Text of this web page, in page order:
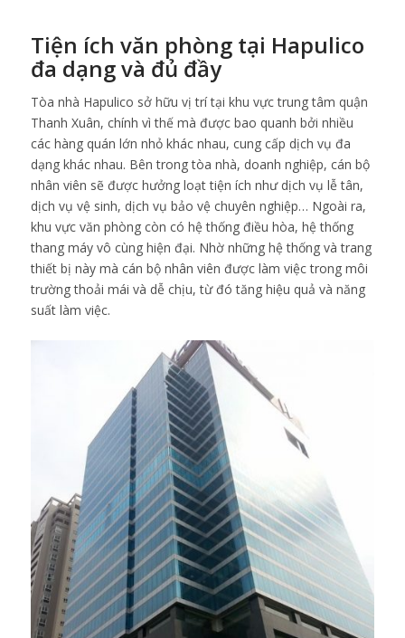
Tiện ích văn phòng tại Hapulico
đa dạng và đủ đầy
Tòa nhà Hapulico sở hữu vị trí tại khu vực trung tâm quận
Thanh Xuân, chính vì thế mà được bao quanh bởi nhiều
các hàng quán lớn nhỏ khác nhau, cung cấp dịch vụ đa
dạng khác nhau. Bên trong tòa nhà, doanh nghiệp, cán bộ
nhân viên sẽ được hưởng loạt tiện ích như dịch vụ lễ tân,
dịch vụ vệ sinh, dịch vụ bảo vệ chuyên nghiệp… Ngoài ra,
khu vực văn phòng còn có hệ thống điều hòa, hệ thống
thang máy vô cùng hiện đại. Nhờ những hệ thống và trang
thiết bị này mà cán bộ nhân viên được làm việc trong môi
trường thoải mái và dễ chịu, từ đó tăng hiệu quả và năng
suất làm việc.